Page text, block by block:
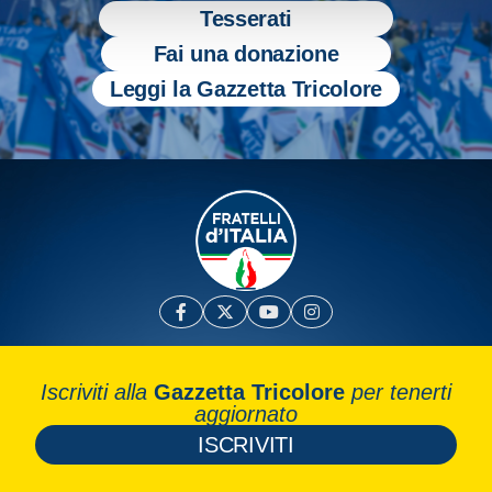
Tesserati
Fai una donazione
Leggi la Gazzetta Tricolore
Iscriviti alla Gazzetta Tricolore per tenerti
aggiornato
ISCRIVITI